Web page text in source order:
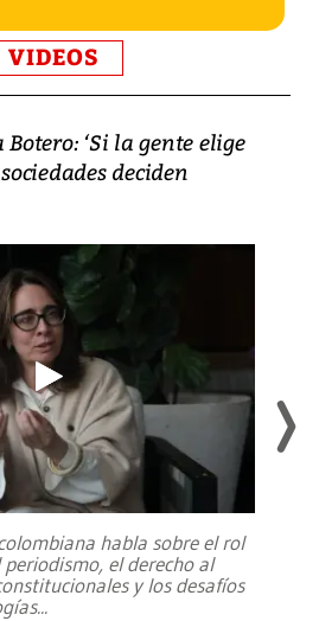
VIDEOS
‘Si la gente elige
deciden
habla sobre el rol
el derecho al
y los desafíos
...